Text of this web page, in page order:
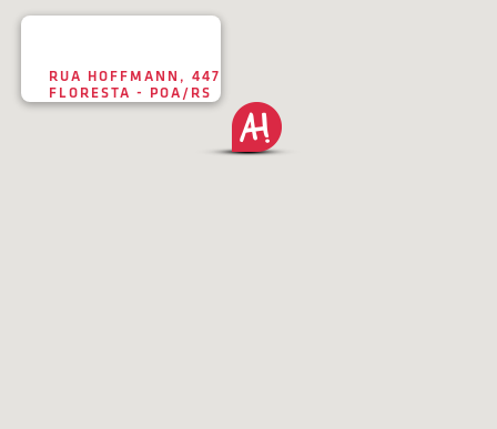
RUA HOFFMANN, 447
FLORESTA - POA/RS